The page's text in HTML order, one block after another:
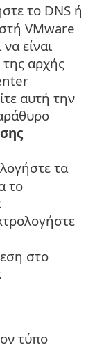
το DNS ή
VMware
είναι
της αρχής
αυτή την
τα
το
στο
τύπο